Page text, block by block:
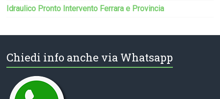
Idraulico Pronto Intervento Ferrara e Provincia
Chiedi info anche via Whatsapp